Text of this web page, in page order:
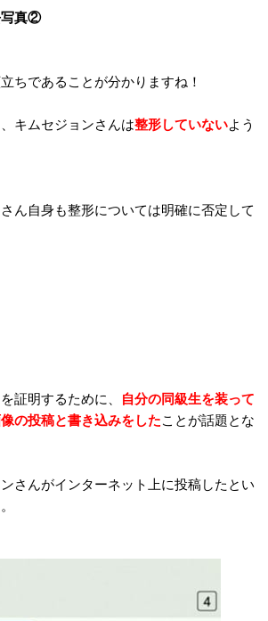
写真②
ちであることが分かりますね！
キムセジョンさんは整形していないよう
ん自身も整形については明確に否定して
証明するために、
自分の同級生を装って
の投稿と書き込みをしたことが話題とな
さんがインターネット上に投稿したとい